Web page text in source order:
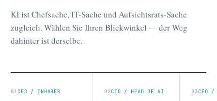
KI ist Chefsache, IT-Sache und Aufsichtsrats-Sache
zugleich. Wählen Sie Ihren Blickwinkel — der Weg
dahinter ist derselbe.
01CEO / INHABER 02CIO / HEAD OF AI 03CFO /